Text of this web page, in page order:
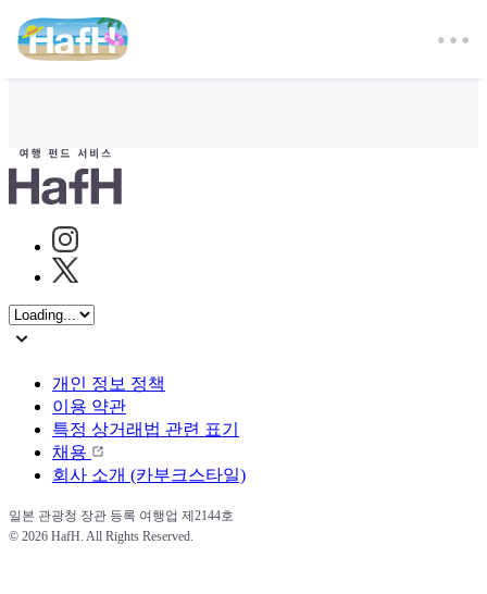
Instagram
Twitter
개인 정보 정책
이용 약관
특정 상거래법 관련 표기
채용
회사 소개 (카부크스타일)
일본 관광청 장관 등록 여행업 제2144호
© 2026 HafH. All Rights Reserved.